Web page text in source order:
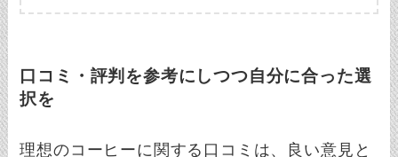
口コミ・評判を参考にしつつ自分に合った選
択を
理想のコーヒーに関する口コミは、良い意見と